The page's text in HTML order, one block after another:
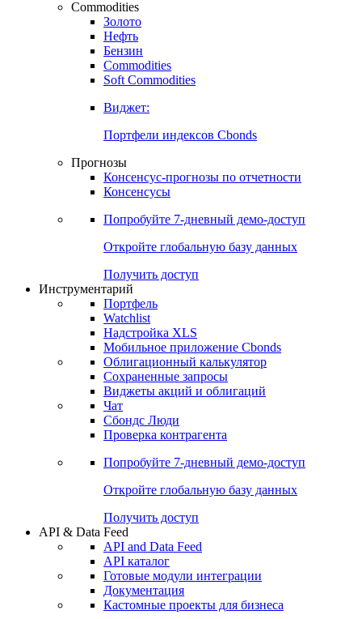
Commodities
Золото
Нефть
Бензин
Commodities
Soft Commodities
Виджет:
Портфели индексов Cbonds
Прогнозы
Консенсус-прогнозы по отчетности
Консенсусы
Попробуйте 7-дневный демо-доступ
Откройте глобальную базу данных
Получить доступ
Инструментарий
Портфель
Watchlist
Надстройка XLS
Мобильное приложение Cbonds
Облигационный калькулятор
Сохраненные запросы
Виджеты акций и облигаций
Чат
Сбондс Люди
Проверка контрагента
Попробуйте 7-дневный демо-доступ
Откройте глобальную базу данных
Получить доступ
API & Data Feed
API and Data Feed
API каталог
Готовые модули интеграции
Документация
Кастомные проекты для бизнеса